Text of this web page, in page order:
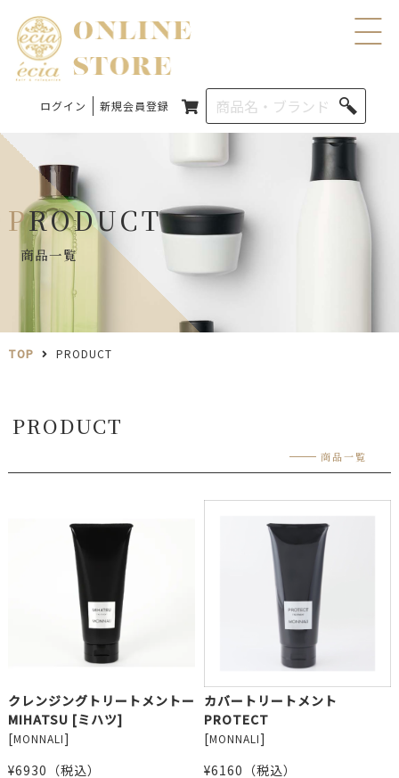
ログイン 新規会員登録
PRODUCT
商品一覧
TOP PRODUCT